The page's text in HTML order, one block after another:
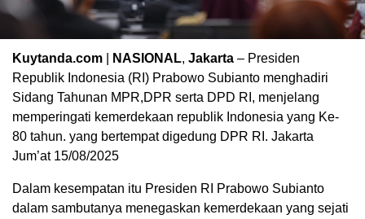
Kuytanda.com NASIONAL, Jakarta – Presiden
Republik Indonesia (RI) Prabowo Subianto menghadiri
Sidang Tahunan MPR,DPR serta DPD RI, menjelang
memperingati kemerdekaan republik Indonesia yang Ke-
80 tahun. yang bertempat digedung DPR RI. Jakarta
Jum’at 15/08/2025
Dalam kesempatan itu Presiden RI Prabowo Subianto
dalam sambutanya menegaskan kemerdekaan yang sejati